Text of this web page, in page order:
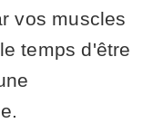
vos muscles
temps d'être